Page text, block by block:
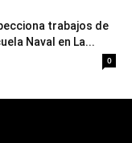
trabajos de
Naval en La...
0